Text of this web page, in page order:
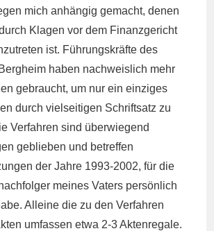
mich anhängig gemacht, denen
Klagen vor dem Finanzgericht
ist. Führungskräfte des
haben nachweislich mehr
gebraucht, um nur ein einziges
durch vielseitigen Schriftsatz zu
Verfahren sind überwiegend
geblieben und betreffen
der Jahre 1993-2002, für die
meines Vaters persönlich
Alleine die zu den Verfahren
umfassen etwa 2-3 Aktenregale.